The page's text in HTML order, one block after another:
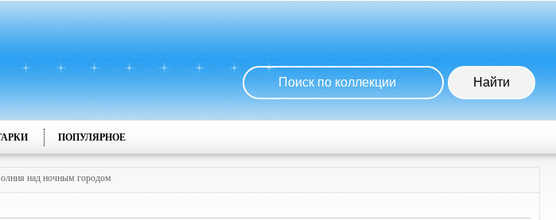
ПОПУЛЯРНОЕ
над ночным городом